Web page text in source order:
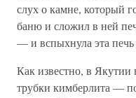
слух о камне, который
баню и сложил в ней
— и вспыхнула эта
Как известно, в
трубки кимберлита —